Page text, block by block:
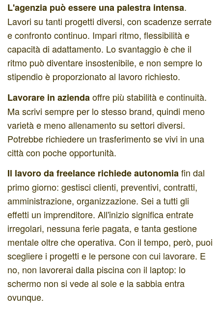
L'agenzia può essere una palestra intensa.
Lavori su tanti progetti diversi, con scadenze serrate
e confronto continuo. Impari ritmo, flessibilità e
capacità di adattamento. Lo svantaggio è che il
ritmo può diventare insostenibile, e non sempre lo
stipendio è proporzionato al lavoro richiesto.
Lavorare in aziendaoffre più stabilità e continuità.
Ma scrivi sempre per lo stesso brand, quindi meno
varietà e meno allenamento su settori diversi.
Potrebbe richiedere un trasferimento se vivi in una
città con poche opportunità.
Il lavoro da freelance richiede autonomiafin dal
primo giorno: gestisci clienti, preventivi, contratti,
amministrazione, organizzazione. Sei a tutti gli
effetti un imprenditore. All'inizio significa entrate
irregolari, nessuna ferie pagata, e tanta gestione
mentale oltre che operativa. Con il tempo, però, puoi
scegliere i progetti e le persone con cui lavorare. E
no, non lavorerai dalla piscina con il laptop: lo
schermo non si vede al sole e la sabbia entra
ovunque.